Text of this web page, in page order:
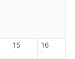
15 16